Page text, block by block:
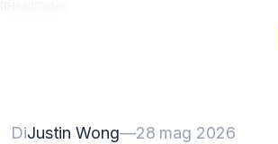
DiJustin Wong—28 mag 2026